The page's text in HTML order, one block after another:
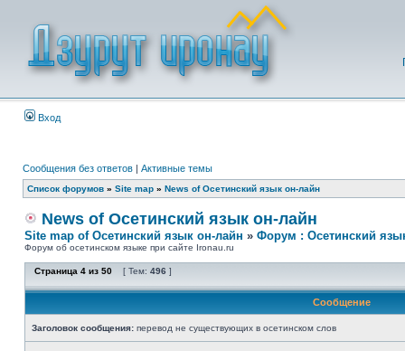
Вход
Сообщения без ответов | Активные темы
Список форумов » Site map » News of Осетинский язык он-лайн
News of Осетинский язык он-лайн
Site map of Осетинский язык он-лайн » Форум : Осетинский
Форум об осетинском языке при сайте Ironau.ru
Страница 4 из 50 [ Тем: 496 ]
Сообщение
Заголовок сообщения: перевод не существующих в осетинском слов